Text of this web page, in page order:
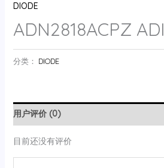
DIODE
ADN2818ACPZ ADI
分类： DIODE
用户评价 (0)
目前还没有评价